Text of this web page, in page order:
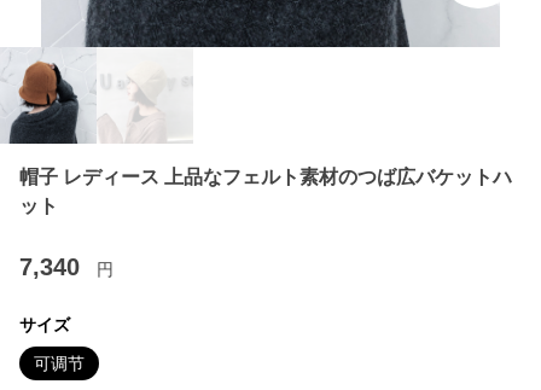
帽子 レディース 上品なフェルト素材のつば広バケットハ
ット
7,340 円
サイズ
可调节